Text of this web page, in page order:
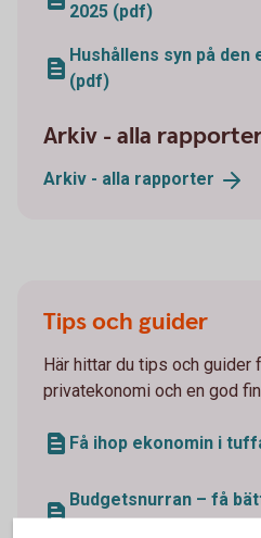
2025 (pdf)
Hushållens syn på den
(pdf)
Arkiv - alla
Arkiv - alla rapporter
Tips och guider
Här hittar du tips och guider
privatekonomi och en god
Få ihop ekonomin i
Budgetsnurran – få
ekonomi